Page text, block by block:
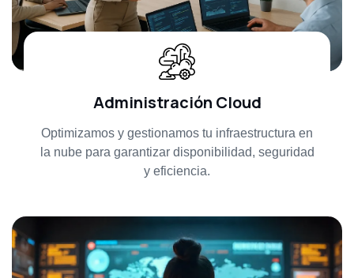
Administración Cloud
Optimizamos y gestionamos tu infraestructura en
la nube para garantizar disponibilidad, seguridad
y eficiencia.